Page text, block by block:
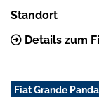
Standort
Details zum
Fiat Grande